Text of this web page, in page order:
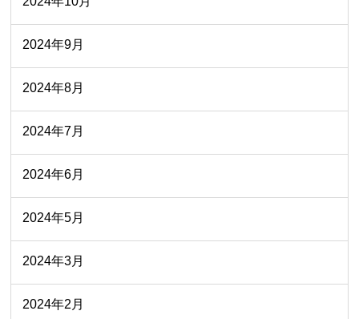
2024年9月
2024年8月
2024年7月
2024年6月
2024年5月
2024年3月
2024年2月